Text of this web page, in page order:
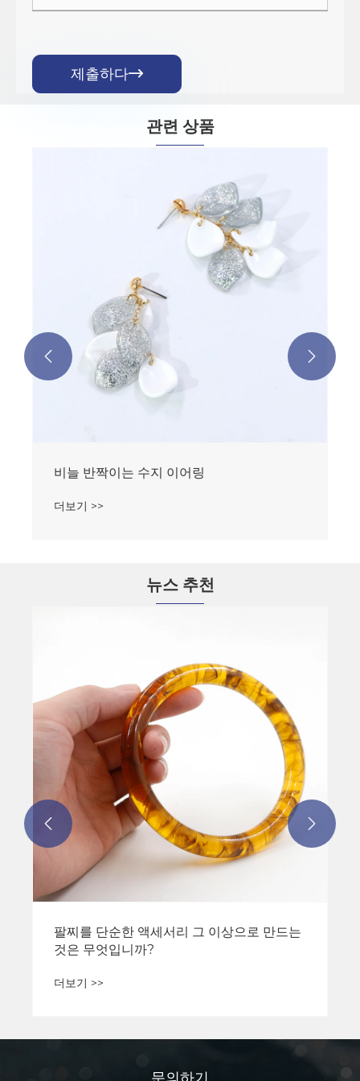
제출하다
관련 상품
비늘 반짝이는 수지 이어링
더보기 >>
 
뉴스 추천
팔찌를 단순한 액세서리 그 이상으로 만드는
것은 무엇입니까?
더보기 >>
 